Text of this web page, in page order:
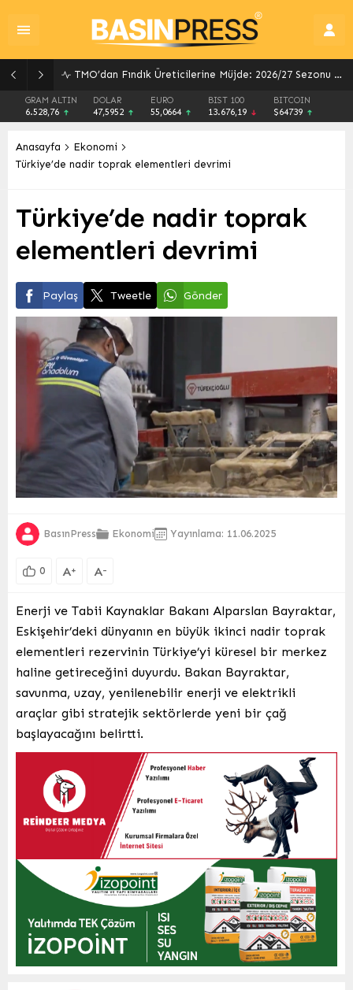
TMO’dan Fındık Üreticilerine Müjde: 2026/27 Sezonu Alım Fiyatları ve Destekler Açıklandı
GRAM ALTIN
6.528,76
DOLAR
47,5952
EURO
55,0664
BIST 100
13.676,19
BITCOIN
$64739
Anasayfa
Ekonomi
Türkiye’de nadir toprak elementleri devrimi
Türkiye’de nadir toprak
elementleri devrimi
Paylaş Tweetle Gönder
BasınPress Ekonomi Yayınlama: 11.06.2025
0 A+ A-
Enerji ve Tabii Kaynaklar Bakanı Alparslan Bayraktar,
Eskişehir’deki dünyanın en büyük ikinci nadir toprak
elementleri rezervinin Türkiye’yi küresel bir merkez
haline getireceğini duyurdu. Bakan Bayraktar,
savunma, uzay, yenilenebilir enerji ve elektrikli
araçlar gibi stratejik sektörlerde yeni bir çağ
başlayacağını belirtti.